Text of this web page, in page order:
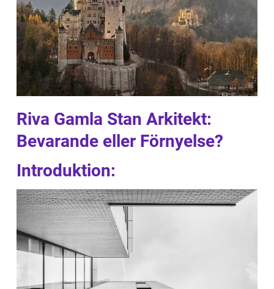
Riva Gamla Stan Arkitekt:
Bevarande eller Förnyelse?
Introduktion: